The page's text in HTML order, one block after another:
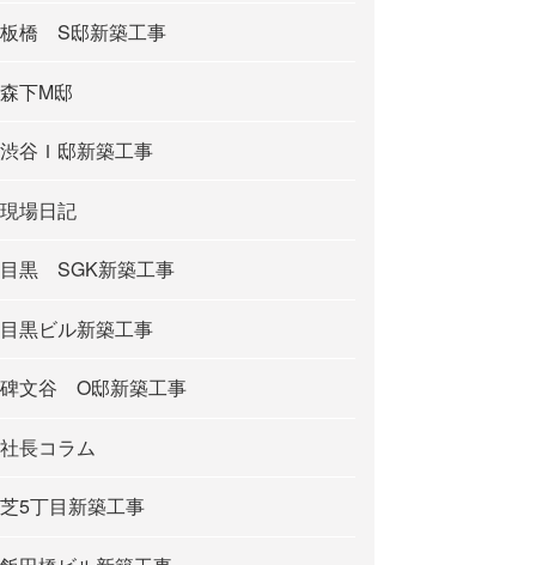
板橋 S邸新築工事
森下M邸
渋谷Ｉ邸新築工事
現場日記
目黒 SGK新築工事
目黒ビル新築工事
碑文谷 O邸新築工事
社長コラム
芝5丁目新築工事